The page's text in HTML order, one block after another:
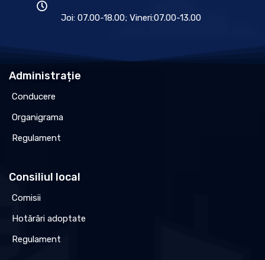
Joi: 07.00-18.00; Vineri:07.00-13.00
Administrație
Conducere
Organigrama
Regulament
Consiliul local
Comisii
Hotărâri adoptate
Regulament